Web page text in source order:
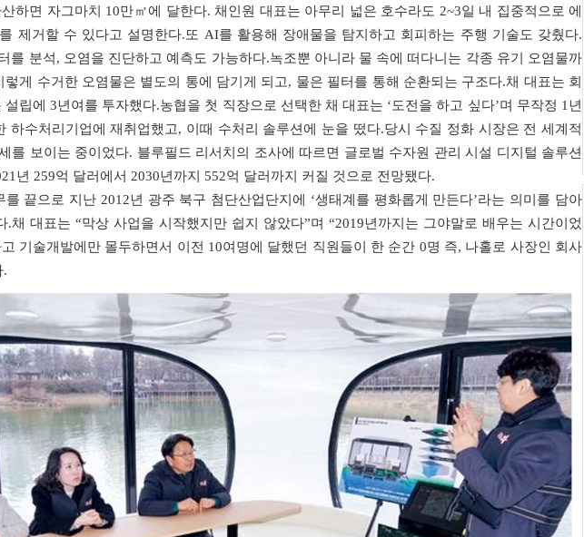
하면 자그마치 10만㎡에 달한다. 채인원 대표는 아무리 넓은 호수라도 2~3일 내 집중적으로 에
제거할 수 있다고 설명한다.또 AI를 활용해 장애물을 탐지하고 회피하는 주행 기술도 갖췄다.
를 분석, 오염을 진단하고 예측도 가능하다.녹조뿐 아니라 물 속에 떠다니는 각종 유기 오염물까
렇게 수거한 오염물은 별도의 통에 담기게 되고, 물은 필터를 통해 순환되는 구조다.채 대표는 회
립에 3년여를 투자했다.농협을 첫 직장으로 선택한 채 대표는 ‘도전을 하고 싶다’며 무작정 1년
하수처리기업에 재취업했고, 이때 수처리 솔루션에 눈을 떴다.당시 수질 정화 시장은 전 세계적
를 보이는 중이었다. 블루필드 리서치의 조사에 따르면 글로벌 수자원 관리 시설 디지털 솔루션
년 259억 달러에서 2030년까지 552억 달러까지 커질 것으로 전망됐다.
를 끝으로 지난 2012년 광주 북구 첨단산업단지에 ‘생태계를 평화롭게 만든다’라는 의미를 담아
.채 대표는 “막상 사업을 시작했지만 쉽지 않았다”며 “2019년까지는 그야말로 배우는 시간이었
기술개발에만 몰두하면서 이전 10여명에 달했던 직원들이 한 순간 0명 즉, 나홀로 사장인 회사
.